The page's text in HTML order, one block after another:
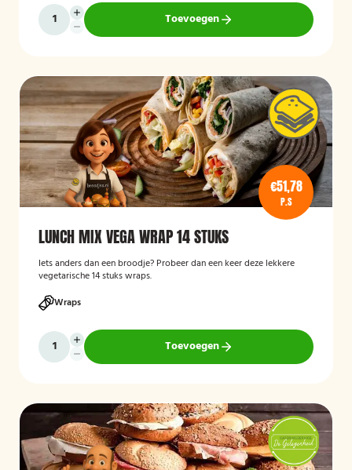
Toevoegen
€51,78
P.S
LUNCH MIX VEGA WRAP 14 STUKS
Iets anders dan een broodje? Probeer dan een keer deze lekkere
vegetarische 14 stuks wraps.
Wraps
Toevoegen